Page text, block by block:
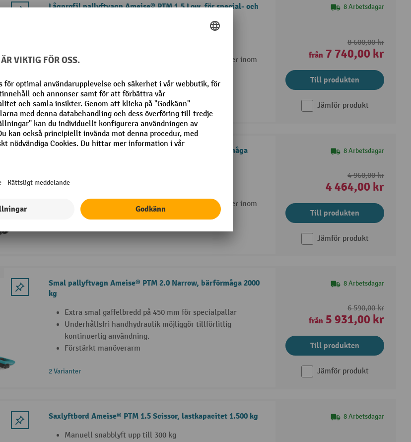
Lågprofil pallyftvagn Ameise® PTM 1.5 Low, för special- och
För konstant effekt vid krävande transportuppgifter inom
Inkörningshöjd endast 51 mm
2 Varianter
8 Arbetsdagar
8 600,00 kr
från 7 740,00 kr
Till produkten
Jämför produkt
Pallyftvagn Ameise® PTM 2.0 med snabblyft, bärförmåga
Industristandard: långvarig prestanda tack vare
För konstant effekt vid krävande transportuppgifter inom
industri och handel
8 Arbetsdagar
4 960,00 kr
4 464,00 kr
Till produkten
Jämför produkt
Smal pallyftvagn Ameise® PTM 2.0 Narrow, bärförmåga 2000
kg
Extra smal gaffelbredd på 450 mm för specialpallar
Underhållsfri handhydraulik möjliggör tillförlitlig
kontinuerlig användning.
Förstärkt manöverarm
2 Varianter
8 Arbetsdagar
6 590,00 kr
från 5 931,00 kr
Till produkten
Jämför produkt
Saxlyftbord Ameise® PTM 1.5 Scissor, lastkapacitet 1.500 kg
Manuell snabblyft upp till 300 kg
8 Arbetsdagar